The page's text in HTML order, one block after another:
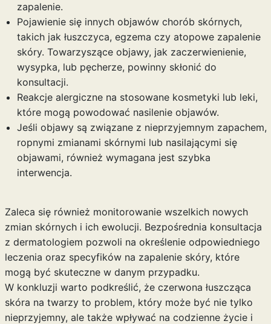
zapalenie.
Pojawienie się innych objawów chorób skórnych,
takich jak łuszczyca, egzema czy atopowe zapalenie
skóry. Towarzyszące objawy, jak zaczerwienienie,
wysypka, lub pęcherze, powinny skłonić do
konsultacji.
Reakcje alergiczne na stosowane kosmetyki lub leki,
które mogą powodować nasilenie objawów.
Jeśli objawy są związane z nieprzyjemnym zapachem,
ropnymi zmianami skórnymi lub nasilającymi się
objawami, również wymagana jest szybka
interwencja.
Zaleca się również monitorowanie wszelkich nowych
zmian skórnych i ich ewolucji. Bezpośrednia konsultacja
z dermatologiem pozwoli na określenie odpowiedniego
leczenia oraz specyfików na zapalenie skóry, które
mogą być skuteczne w danym przypadku.
W konkluzji warto podkreślić, że czerwona łuszcząca
skóra na twarzy to problem, który może być nie tylko
nieprzyjemny, ale także wpływać na codzienne życie i